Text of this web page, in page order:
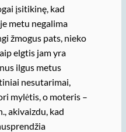
įsitikinę, kad
metu negalima
žmogus pats, nieko
elgtis jam yra
ilgus metus
nesutarimai,
mylėtis, o moteris –
akivaizdu, kad